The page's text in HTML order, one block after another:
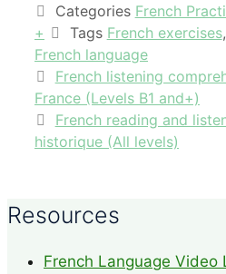
Categories French
+
Tags French exercises,
French language
French listening
France (Levels B1 and+)
French reading and
historique (All levels)
Resources
French Language Video